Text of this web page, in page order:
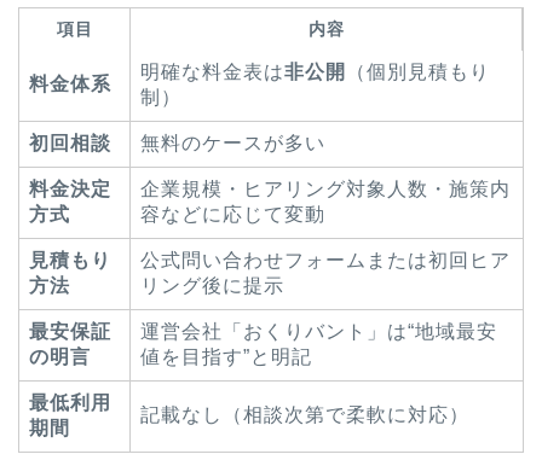
項目 内容
料金体系
明確な料金表は非公開
（個別見積もり
制）
初回相談 無料のケースが多い
料金決定
方式
企業規模・ヒアリング対象人数・施策内
容などに応じて変動
見積もり
方法
公式問い合わせフォームまたは初回ヒア
リング後に提示
最安保証
の明言
運営会社「おくりバント」は“地域最安
値を目指す”と明記
最低利用
期間
記載なし（相談次第で柔軟に対応）